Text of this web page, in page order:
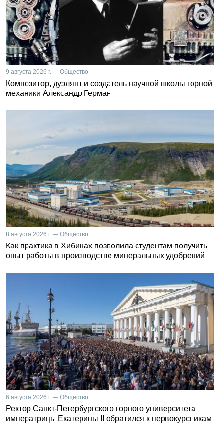
9 августа 2026 г. — Общество
Композитор, дуэлянт и создатель научной школы горной
механики Александр Герман
8 августа 2026 г. — Общество
Как практика в Хибинах позволила студентам получить
опыт работы в производстве минеральных удобрений
6 августа 2026 г. — Общество
Ректор Санкт-Петербургского горного университета
императрицы Екатерины II обратился к первокурсникам